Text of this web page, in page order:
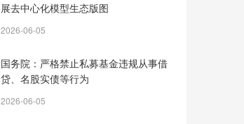
展去中心化模型生态版图
2026-06-05
国务院：严格禁止私募基金违规从事借
贷、名股实债等行为
2026-06-05